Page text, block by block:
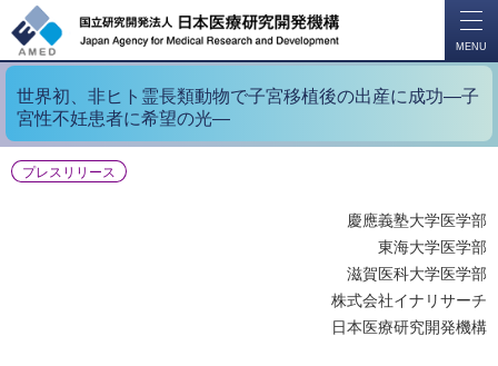
MENU
世界初、非ヒト霊長類動物で子宮移植後の出産に成功―子
宮性不妊患者に希望の光―
プレスリリース
慶應義塾大学医学部
東海大学医学部
滋賀医科大学医学部
株式会社イナリサーチ
日本医療研究開発機構